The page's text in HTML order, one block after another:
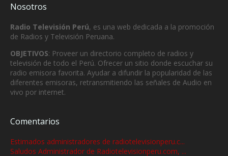
Nosotros
Radio Televisión Perú, es una web dedicada a la promoción
de Radios y Televisión Peruana.
OBJETIVOS: Proveer un directorio completo de radios y
televisión de todo el Perú. Ofrecer un sitio donde escuchar su
radio emisora favorita. Ayudar a difundir la popularidad de las
diferentes emisoras, retransmitiendo las señales de Audio en
vivo por internet.
Comentarios
Estimados administradores de radiotelevisionperu.c...
Saludos Administrador de Radiotelevisionperu.com, ...